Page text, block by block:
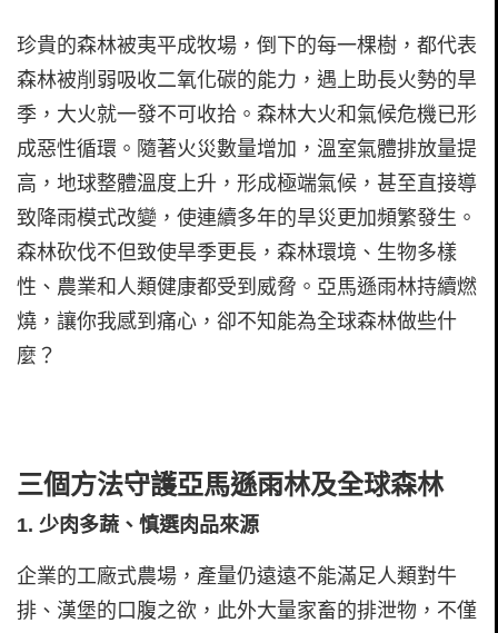
珍貴的森林被夷平成牧場，倒下的每一棵樹，都代表
森林被削弱吸收二氧化碳的能力，遇上助長火勢的旱
季，大火就一發不可收拾。森林大火和氣候危機已形
成惡性循環。隨著火災數量增加，溫室氣體排放量提
高，地球整體溫度上升，形成極端氣候，甚至直接導
致降雨模式改變，使連續多年的旱災更加頻繁發生。
森林砍伐不但致使旱季更長，森林環境、生物多樣
性、農業和人類健康都受到威脅。亞馬遜雨林持續燃
燒，讓你我感到痛心，卻不知能為全球森林做些什
麼？
三個方法守護亞馬遜雨林及全球森林
1. 少肉多蔬、慎選肉品來源
企業的工廠式農場，產量仍遠遠不能滿足人類對牛
排、漢堡的口腹之欲，此外大量家畜的排泄物，不僅